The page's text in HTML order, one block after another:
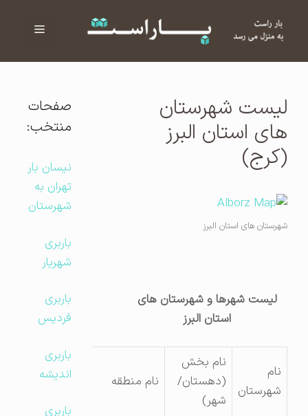
فهرست
لیست شهرستان
های استان البرز
(کرج)
شهرستان های استان البرز
لیست شهرها و شهرستان های
استان البرز
شهرستان
نام بخش
(دهستان/
شهر)
نام منطقه
صفحات
منتخب:
نیسان بار
تهران به
شهرستان
باربری
شهریار
باربری
فردیس
باربری
اندیشه
باربری